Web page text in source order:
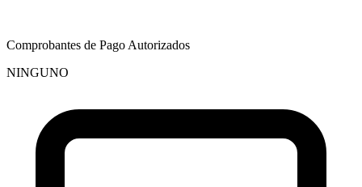
Comprobantes de Pago Autorizados
NINGUNO